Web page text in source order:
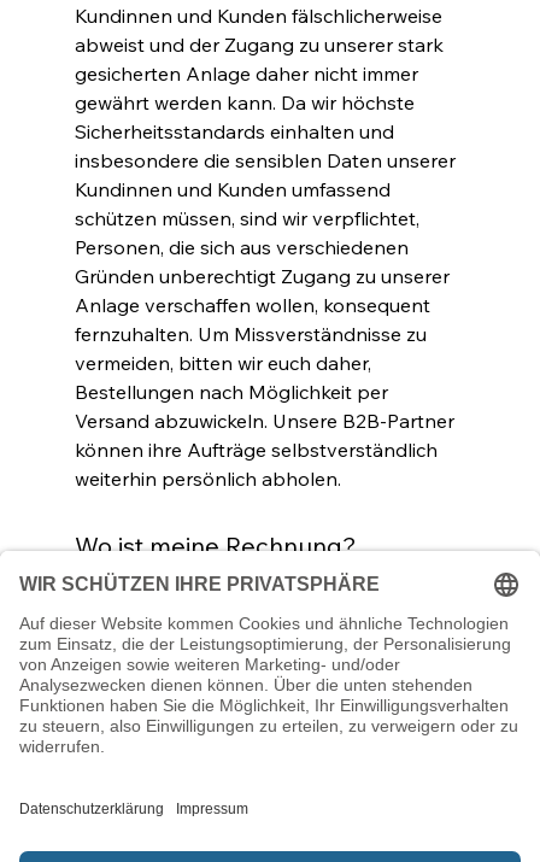
Kundinnen und Kunden fälschlicherweise
abweist und der Zugang zu unserer stark
gesicherten Anlage daher nicht immer
gewährt werden kann. Da wir höchste
Sicherheitsstandards einhalten und
insbesondere die sensiblen Daten unserer
Kundinnen und Kunden umfassend
schützen müssen, sind wir verpflichtet,
Personen, die sich aus verschiedenen
Gründen unberechtigt Zugang zu unserer
Anlage verschaffen wollen, konsequent
fernzuhalten. Um Missverständnisse zu
vermeiden, bitten wir euch daher,
Bestellungen nach Möglichkeit per
Versand abzuwickeln. Unsere B2B-Partner
können ihre Aufträge selbstverständlich
weiterhin persönlich abholen.
Wo ist meine Rechnung?
Sendungsbestätigungs-Email verschickt.
Sie befindet sich im Anhang der Email, die
den Tracking-Link deiner Sendung enthält.